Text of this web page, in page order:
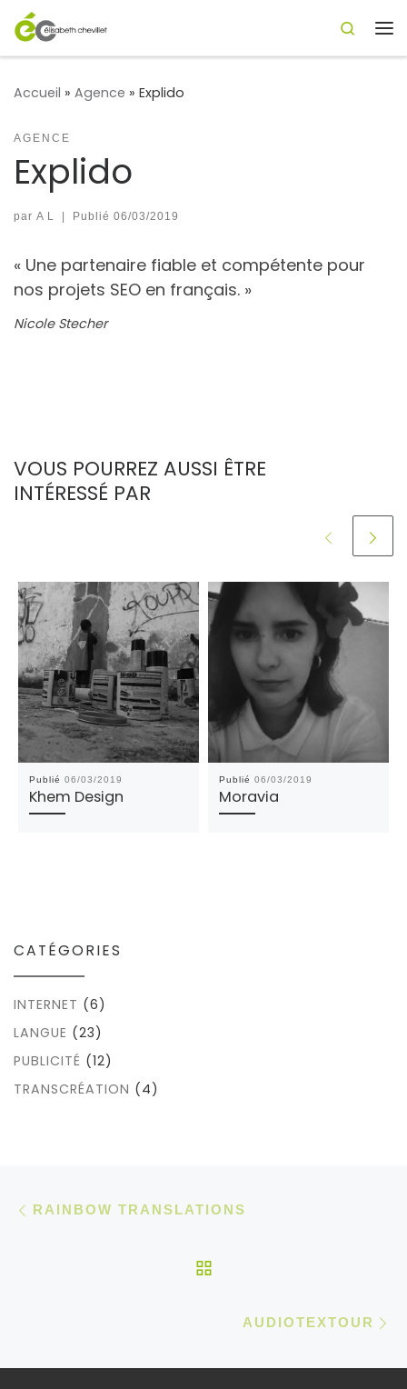
Passer au contenu
Search
Accueil » Agence » Explido
AGENCE
Explido
par A L | Publié 06/03/2019
« Une partenaire fiable et compétente pour
nos projets SEO en français. »
Nicole Stecher
VOUS POURREZ AUSSI ÊTRE
INTÉRESSÉ PAR
Publié 06/03/2019
Khem Design
Publié 06/03/2019
Moravia
CATÉGORIES
INTERNET (6)
LANGUE (23)
PUBLICITÉ (12)
TRANSCRÉATION (4)
Parcourir les articles
RAINBOW TRANSLATIONS
AUDIOTEXTOUR